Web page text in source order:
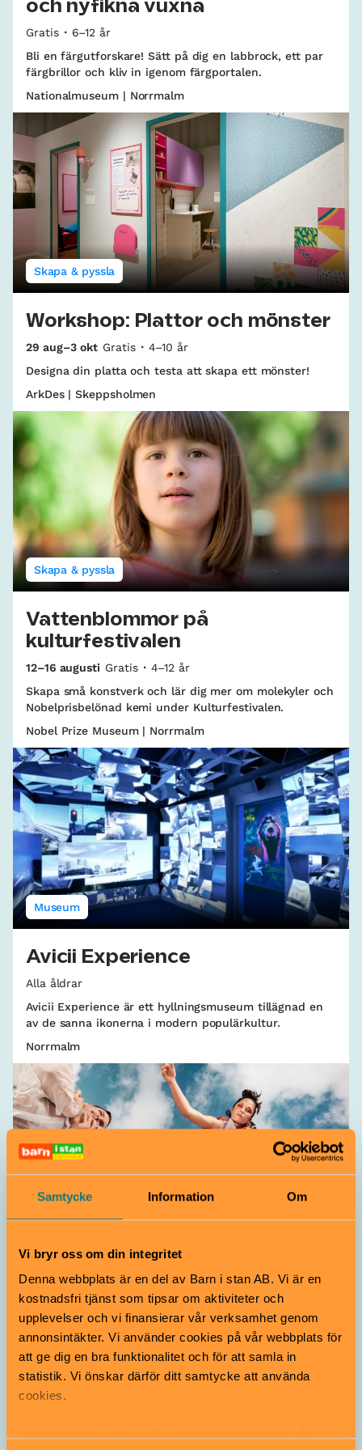
Samtycke Information Om
Vi bryr oss om din integritet
Denna webbplats är en del av Barn i stan AB. Vi är en
kostnadsfri tjänst som tipsar om aktiviteter och
upplevelser och vi finansierar vår verksamhet genom
annonsintäkter. Vi använder cookies på vår webbplats för
att ge dig en bra funktionalitet och för att samla in
statistik. Vi önskar därför ditt samtycke att använda
cookies.
och nyfikna vuxna
Gratis
6–12 år
Bli en färgutforskare! Sätt på dig en labbrock, ett par
färgbrillor och kliv in igenom färgportalen.
Nationalmuseum | Norrmalm
Skapa & pyssla
Workshop: Plattor och mönster
29 aug–3 okt Gratis
4–10 år
Designa din platta och testa att skapa ett mönster!
ArkDes | Skeppsholmen
Skapa & pyssla
Vattenblommor på
kulturfestivalen
12–16 augusti Gratis
4–12 år
Skapa små konstverk och lär dig mer om molekyler och
Nobelprisbelönad kemi under Kulturfestivalen.
Nobel Prize Museum | Norrmalm
Museum
Avicii Experience
Alla åldrar
Avicii Experience är ett hyllningsmuseum tillägnad en
av de sanna ikonerna i modern populärkultur.
Norrmalm
Dans
In Praise of Shadows
12–14 november Från 7 år
En familjeföreställning med svindlande akrobatik och
nyskriven livemusik i en hyllning till skuggorna inom
oss, såväl som runt oss.
Dansens hus | Norrmalm